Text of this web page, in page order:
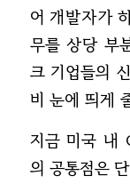
어 개발자가
무를 상당 부
크 기업들의
비 눈에 띄게
지금 미국 내
의 공통점은